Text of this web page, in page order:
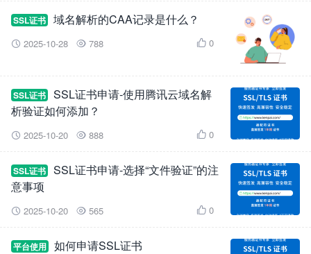
SSL证书 域名解析的CAA记录是什么？
 2025-10-28  788  0
SSL证书
SSL证书申请-使用腾讯云域名解
析验证如何添加？
 2025-10-20  888  0
SSL证书
SSL证书申请-选择“文件验证”的注
意事项
 2025-10-20  565  0
平台使用 如何申请SSL证书